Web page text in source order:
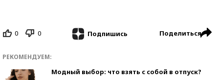
0 0 Подпишись Поделиться
РЕКОМЕНДУЕМ:
Модный выбор: что взять с собой в отпуск?